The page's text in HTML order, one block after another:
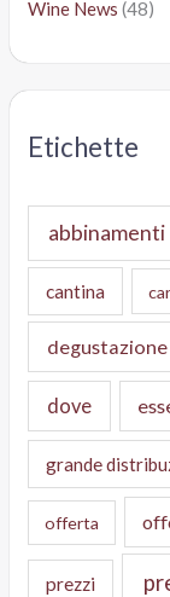
Wine News (48)
Etichette
abbinamenti
cantina
degustazione
dove
grande
offerta
prezzi